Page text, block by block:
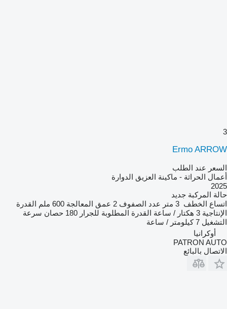
3
Ermo ARROW
السعر عند الطلب
أعمال الحراثة - ماكينة العزيق الدوارة
2025
حالة المركبة جديد
اتساع الخطف 3 متر عدد الصفوف 2 عمق المعالجة 600 ملم
القدرة
الإنتاجية 3 هكتار / ساعة القدرة المطلوبة للجرار 180 حصان
سرعة
التشغيل 7 كيلومتر / ساعة
أوكرانيا
PATRON AUTO
الاتصال بالبائع